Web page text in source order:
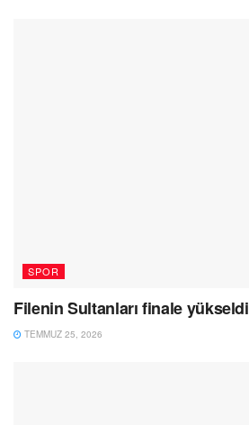
SPOR
Filenin Sultanları finale yükseldi
TEMMUZ 25, 2026